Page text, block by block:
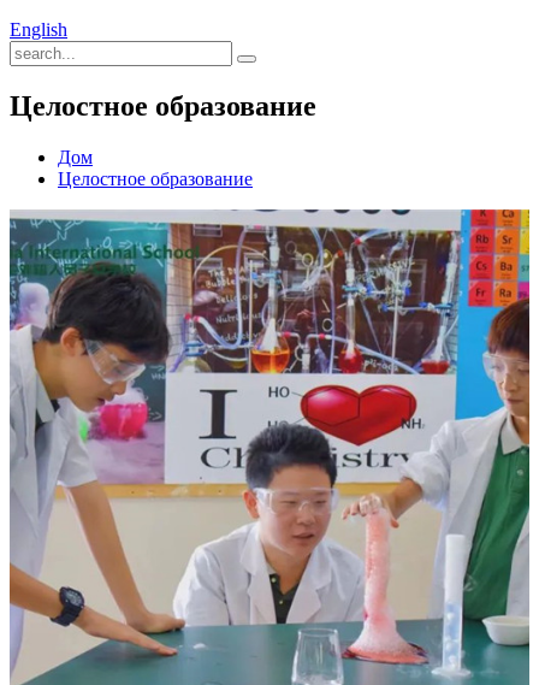
English
Целостное образование
Дом
Целостное образование